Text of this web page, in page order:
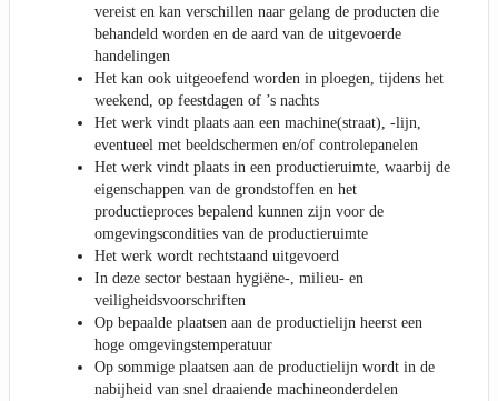
vereist en kan verschillen naar gelang de producten die
behandeld worden en de aard van de uitgevoerde
handelingen
Het kan ook uitgeoefend worden in ploegen, tijdens het
weekend, op feestdagen of ’s nachts
Het werk vindt plaats aan een machine(straat), -lijn,
eventueel met beeldschermen en/of controlepanelen
Het werk vindt plaats in een productieruimte, waarbij de
eigenschappen van de grondstoffen en het
productieproces bepalend kunnen zijn voor de
omgevingscondities van de productieruimte
Het werk wordt rechtstaand uitgevoerd
In deze sector bestaan hygiëne-, milieu- en
veiligheidsvoorschriften
Op bepaalde plaatsen aan de productielijn heerst een
hoge omgevingstemperatuur
Op sommige plaatsen aan de productielijn wordt in de
nabijheid van snel draaiende machineonderdelen